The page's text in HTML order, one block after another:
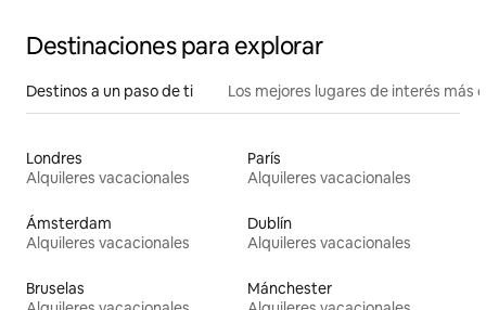
Destinaciones para explorar
Destinos a un paso de ti Los mejores lugares de interés más
Londres
Alquileres vacacionales
París
Alquileres vacacionales
Ámsterdam
Alquileres vacacionales
Dublín
Alquileres vacacionales
Bruselas
Mánchester